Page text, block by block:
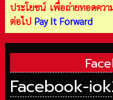
ประโยชน์ เพื่อถ่ายทอดคว
ต่อไป Pay It Forward
Facebook-